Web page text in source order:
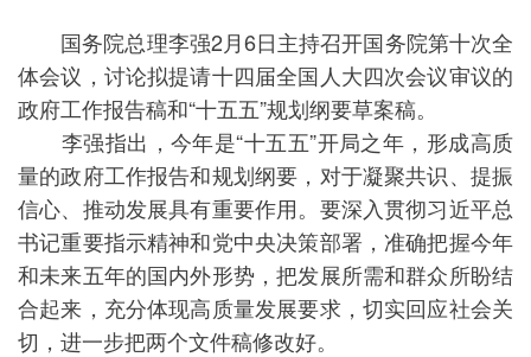
国务院总理李强2月6日主持召开国务院第十次全
体会议，讨论拟提请十四届全国人大四次会议审议的
政府工作报告稿和“十五五”规划纲要草案稿。
李强指出，今年是“十五五”开局之年，形成高质
量的政府工作报告和规划纲要，对于凝聚共识、提振
信心、推动发展具有重要作用。要深入贯彻习近平总
书记重要指示精神和党中央决策部署，准确把握今年
和未来五年的国内外形势，把发展所需和群众所盼结
合起来，充分体现高质量发展要求，切实回应社会关
切，进一步把两个文件稿修改好。